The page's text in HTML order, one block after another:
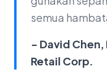
semua
- David Chen,
Retail Corp.